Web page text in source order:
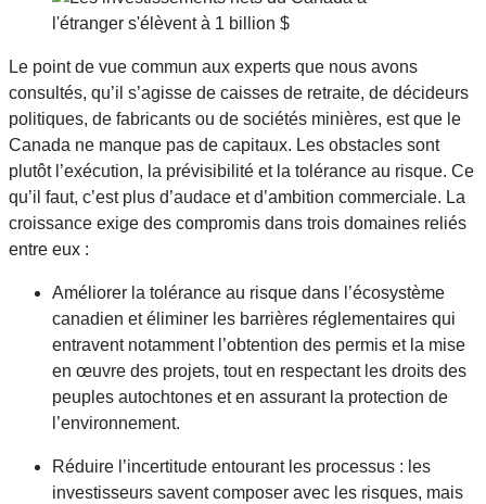
Le point de vue commun aux experts que nous avons
consultés, qu’il s’agisse de caisses de retraite, de décideurs
politiques, de fabricants ou de sociétés minières, est que le
Canada ne manque pas de capitaux. Les obstacles sont
plutôt l’exécution, la prévisibilité et la tolérance au risque. Ce
qu’il faut, c’est plus d’audace et d’ambition commerciale. La
croissance exige des compromis dans trois domaines reliés
entre eux :
Améliorer la tolérance au risque dans l’écosystème
canadien et éliminer les barrières réglementaires qui
entravent notamment l’obtention des permis et la mise
en œuvre des projets, tout en respectant les droits des
peuples autochtones et en assurant la protection de
l’environnement.
Réduire l’incertitude entourant les processus : les
investisseurs savent composer avec les risques, mais